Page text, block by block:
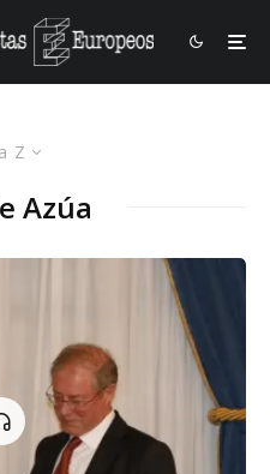
Z
Azúa